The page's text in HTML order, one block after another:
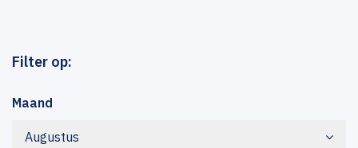
Filter op:
Maand
Augustus